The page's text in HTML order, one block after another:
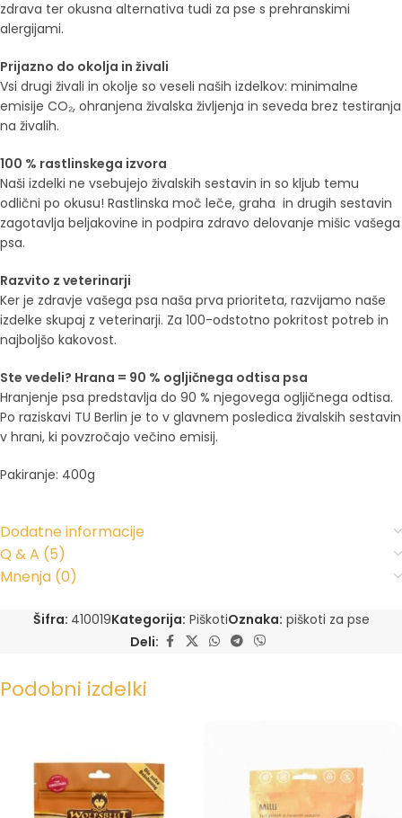
zdrava ter okusna alternativa tudi za pse s prehranskimi
alergijami.
Prijazno do okolja in živali
Vsi drugi živali in okolje so veseli naših izdelkov: minimalne
emisije CO₂, ohranjena živalska življenja in seveda brez testiranja
na živalih.
100 % rastlinskega izvora
Naši izdelki ne vsebujejo živalskih sestavin in so kljub temu
odlični po okusu! Rastlinska moč leče, graha in drugih sestavin
zagotavlja beljakovine in podpira zdravo delovanje mišic vašega
psa.
Razvito z veterinarji
Ker je zdravje vašega psa naša prva prioriteta, razvijamo naše
izdelke skupaj z veterinarji. Za 100-odstotno pokritost potreb in
najboljšo kakovost.
Ste vedeli? Hrana = 90 % ogljičnega odtisa psa
Hranjenje psa predstavlja do 90 % njegovega ogljičnega odtisa.
Po raziskavi TU Berlin je to v glavnem posledica živalskih sestavin
v hrani, ki povzročajo večino emisij.
Pakiranje: 400g
Dodatne informacije
Q & A (5)
Mnenja (0)
Šifra: 410019Kategorija: PiškotiOznaka: piškoti za pse
Deli:
Podobni izdelki